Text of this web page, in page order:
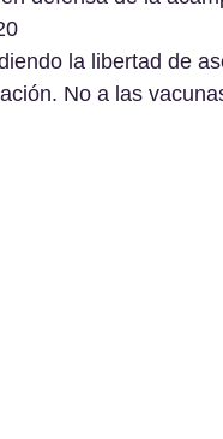
la libertad de
No a las